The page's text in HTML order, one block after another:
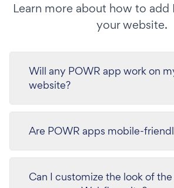
Learn more about how to add
your website.
Will any POWR app work on
website?
Are POWR apps mobile-
Can I customize the look of